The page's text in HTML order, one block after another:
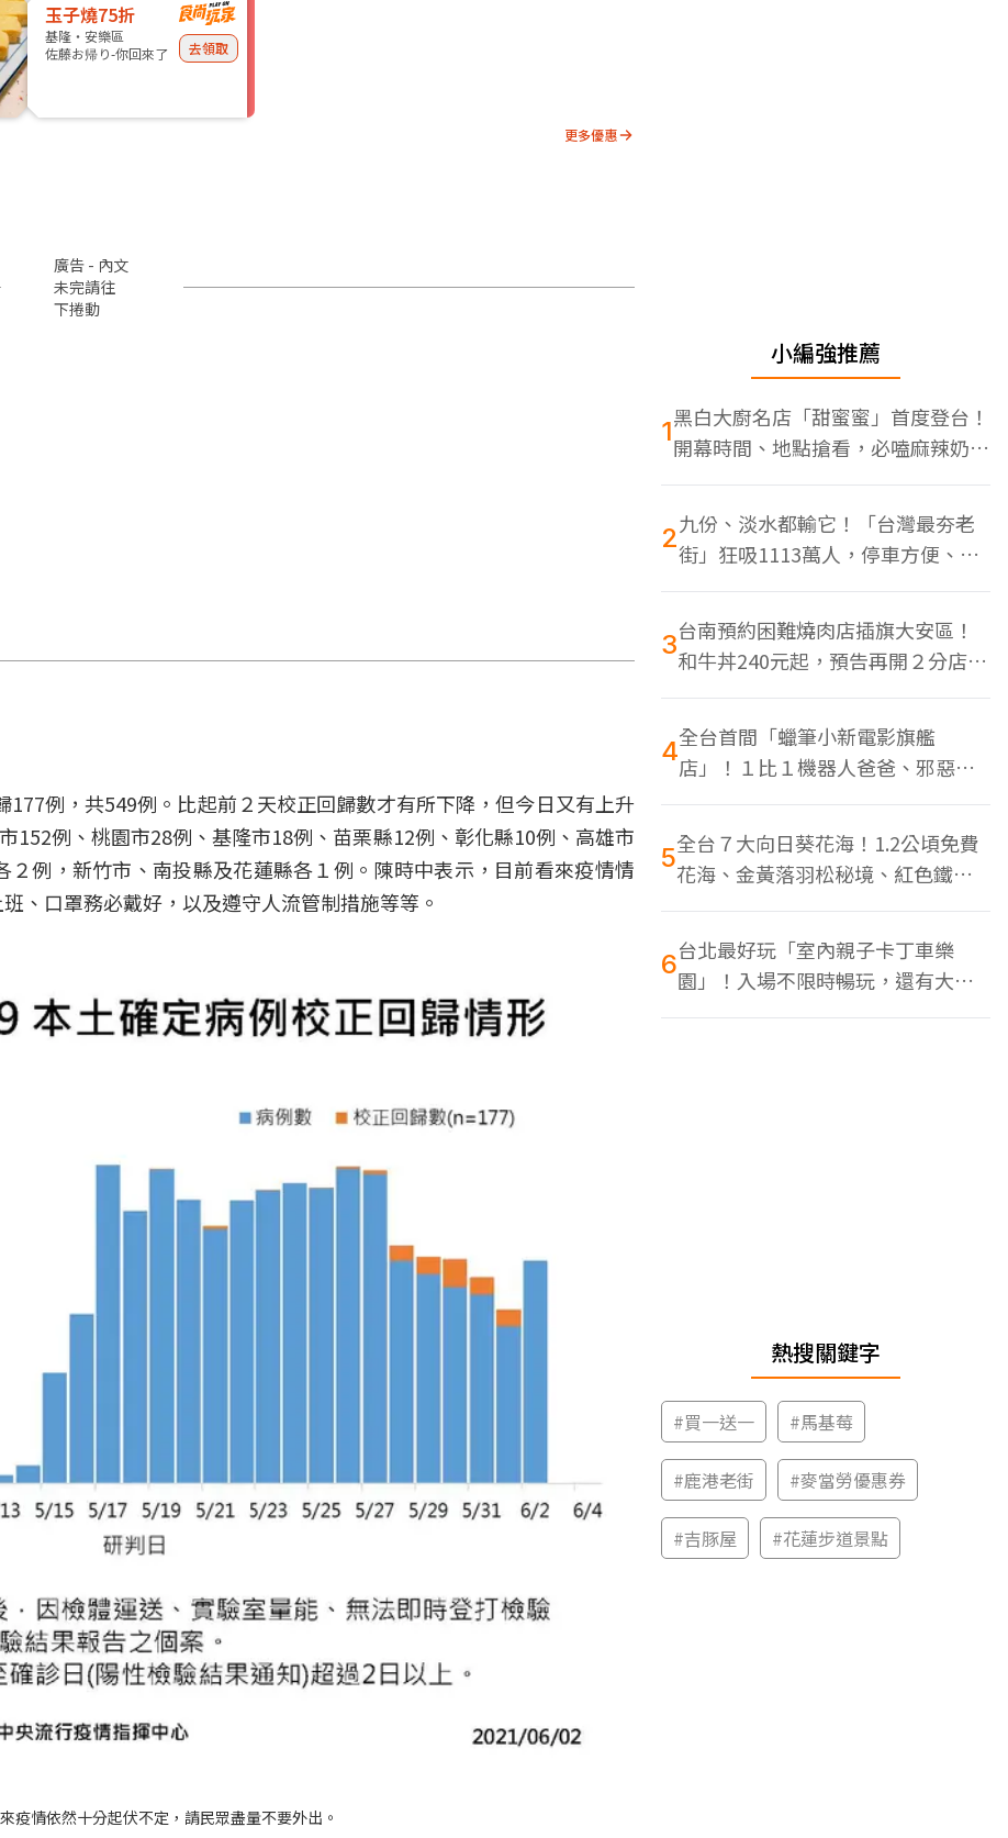
玉子燒75折
基隆・安樂區
佐藤お帰り-你回來了
去領取
更多優惠
廣告 - 內文
未完請往
下捲動
例，共549例。比起前２天校正回歸數才有所下降，但今日又有上升
152例、桃園市28例、基隆市18例、苗栗縣12例、彰化縣10例、高雄市
例，新竹市、南投縣及花蓮縣各１例。陳時中表示，目前看來疫情情
、口罩務必戴好，以及遵守人流管制措施等等。
疫情依然十分起伏不定，請民眾盡量不要外出。
小編強推薦
1黑白大廚名店「甜蜜蜜」首度登台！
開幕時間、地點搶看，必嗑麻辣奶油
蝦
2九份、淡水都輸它！「台灣最夯老
街」狂吸1113萬人，停車方便、特
色美食多
3台南預約困難燒肉店插旗大安區！
和牛丼240元起，預告再開２分店、
地點曝光
4全台首間「蠟筆小新電影旗艦
店」！１比１機器人爸爸、邪惡正
男，百款周邊買翻
5全台７大向日葵花海！1.2公頃免費
花海、金黃落羽松秘境、紅色鐵橋
同框
6台北最好玩「室內親子卡丁車樂
園」！入場不限時暢玩，還有大螢
幕Switch遊戲區
熱搜關鍵字
#買一送一 #馬基莓
#鹿港老街 #麥當勞優惠券
#吉豚屋 #花蓮步道景點